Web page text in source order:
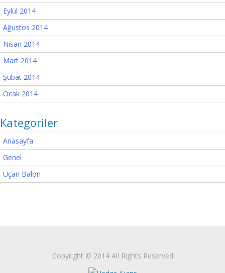
Eylül 2014
Ağustos 2014
Nisan 2014
Mart 2014
Şubat 2014
Ocak 2014
Kategoriler
Anasayfa
Genel
Uçan Balon
Copyright © 2014 All Rights Reserved